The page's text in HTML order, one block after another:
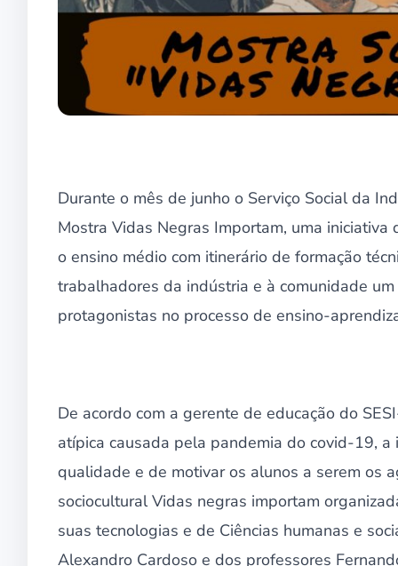
Durante o mês de junho o Serviço Social da
Mostra Vidas Negras Importam, uma
o ensino médio com itinerário de formação
trabalhadores da indústria e à comunidade
protagonistas no processo de ensino-
De acordo com a gerente de educação do
atípica causada pela pandemia do covid-19,
qualidade e de motivar os alunos a serem os
sociocultural Vidas negras importam
suas tecnologias e de Ciências humanas e
Alexandro Cardoso e dos professores